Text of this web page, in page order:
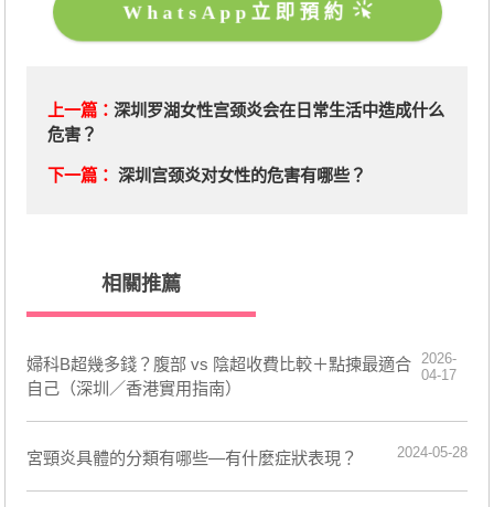
WhatsApp立即預約
上一篇： 深圳罗湖女性宫颈炎会在日常生活中造成什么
危害？
下一篇： 深圳宫颈炎对女性的危害有哪些？
相關推薦
婦科B超幾多錢？腹部 vs 陰超收費比較＋點揀最適合
自己（深圳／香港實用指南）
2026-
04-17
宮頸炎具體的分類有哪些—有什麼症狀表現？ 2024-05-28